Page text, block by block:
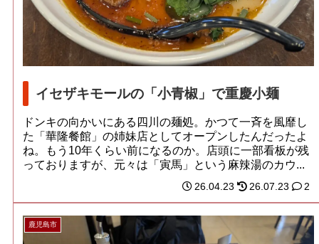
イセザキモールの「小青椒」で重慶小麺
ドンキの向かいにある四川の麺処。かつて一斉を風靡し
た「華隆餐館」の姉妹店としてオープンしたんだったよ
ね。もう10年くらい前になるのか。店頭に一部看板が残
っておりますが、元々は「寅馬」という麻辣湯のカウ...
26.04.23 26.07.23 2
鹿児島市